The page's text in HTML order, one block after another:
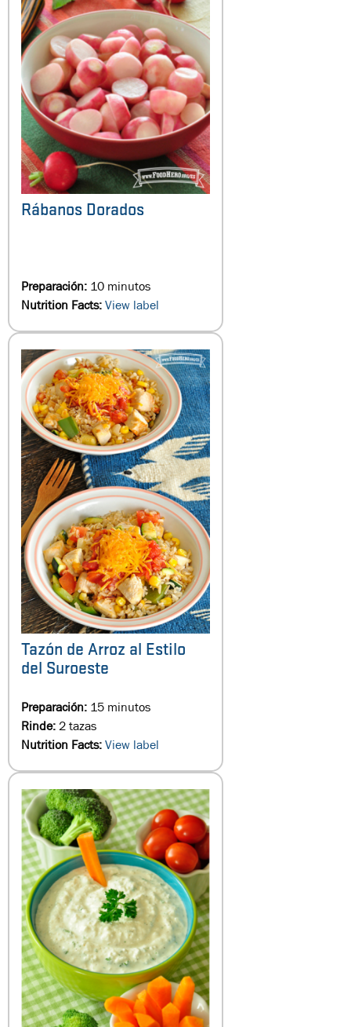
Rábanos Dorados
Preparación: 10 minutos
Nutrition Facts:View label
Tazón de Arroz al Estilo
del Suroeste
Preparación: 15 minutos
Rinde:2 tazas
Nutrition Facts:View label